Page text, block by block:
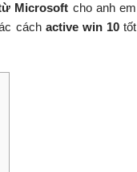
Microsoft cho anh em
cách active win 10tốt